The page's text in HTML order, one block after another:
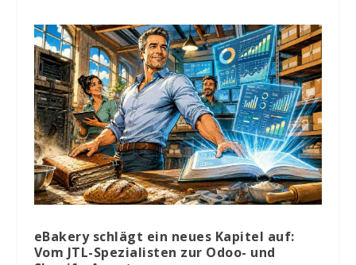
eBakery schlägt ein neues Kapitel auf:
Vom JTL-Spezialisten zur Odoo- und